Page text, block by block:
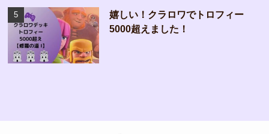
嬉しい！クラロワでトロフィー
5000超えました！